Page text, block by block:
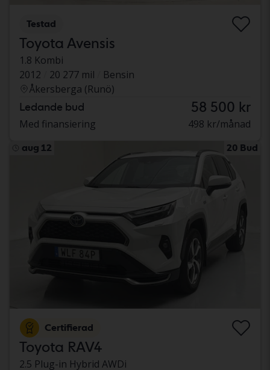
Testad
Toyota Avensis
1.8 Kombi
2012
20 277 mil
Bensin
Åkersberga (Runö)
Ledande bud 58 500 kr
Med finansiering 498 kr/månad
aug 12 20 Bud
Certifierad
Toyota RAV4
2.5 Plug-in Hybrid AWDi